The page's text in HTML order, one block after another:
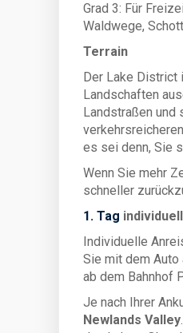
Grad 3: Für
Waldwege,
Terrain
Der Lake District
Landschaften
Landstraßen und
es sei denn, Sie
Wenn Sie mehr
schneller
1. Tag
Individuelle
Sie mit dem Auto
ab dem Bahnhof
Je nach Ihrer
Newlands Valley